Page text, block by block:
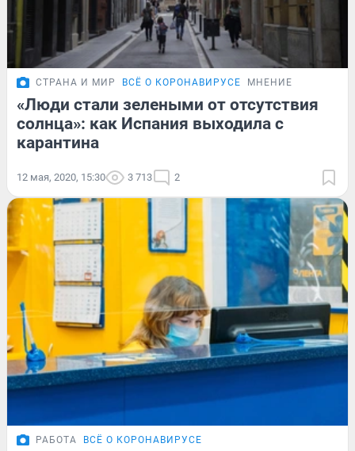
СТРАНА И МИР ВСЁ О КОРОНАВИРУСЕ МНЕНИЕ
«Люди стали зелеными от отсутствия
солнца»: как Испания выходила с
карантина
12 мая, 2020, 15:30 3 713 2
РАБОТА ВСЁ О КОРОНАВИРУСЕ